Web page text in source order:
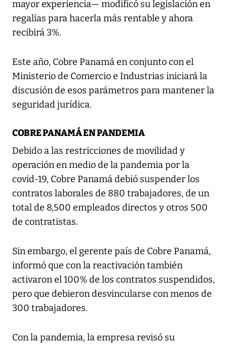
mayor experiencia— modificó su legislación en
regalías para hacerla más rentable y ahora
recibirá 3%.
Este año, Cobre Panamá en conjunto con el
Ministerio de Comercio e Industrias iniciará la
discusión de esos parámetros para mantener la
seguridad jurídica.
COBRE PANAMÁ EN PANDEMIA
Debido a las restricciones de movilidad y
operación en medio de la pandemia por la
covid-19, Cobre Panamá debió suspender los
contratos laborales de 880 trabajadores, de un
total de 8,500 empleados directos y otros 500
de contratistas.
Sin embargo, el gerente país de Cobre Panamá,
informó que con la reactivación también
activaron el 100% de los contratos suspendidos,
pero que debieron desvincularse con menos de
300 trabajadores.
Con la pandemia, la empresa revisó su